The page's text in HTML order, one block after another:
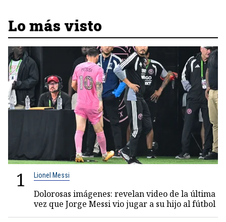
Lo más visto
1 Lionel Messi
Dolorosas imágenes: revelan video de la última
vez que Jorge Messi vio jugar a su hijo al fútbol